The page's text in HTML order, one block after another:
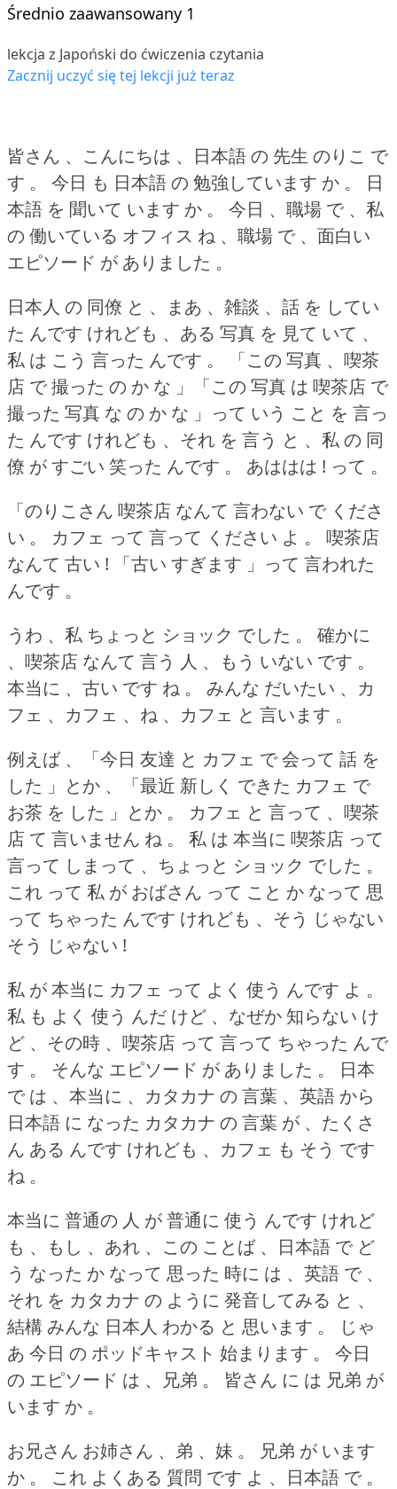
Średnio zaawansowany 1
lekcja z Japoński do ćwiczenia czytania
Zacznij uczyć się tej lekcji już teraz
皆さん 、こんにちは 、日本語 の 先生 のりこ で
す 。
今日 も 日本語 の 勉強しています か 。
日
本語 を 聞いて います か 。
今日 、職場 で 、私
の 働いている オフィス ね 、職場 で 、面白い
エピソード が ありました 。
日本人 の 同僚 と 、まあ 、雑談 、話 を してい
た んです けれども 、ある 写真 を 見て いて 、
私 は こう 言った んです 。
「この 写真 、喫茶
店 で 撮った の か な 」「この 写真 は 喫茶店 で
撮った 写真 な の か な 」って いう こと を 言っ
た んです けれども 、それ を 言う と 、私 の 同
僚 が すごい 笑った んです 。
あははは ! って 。
「のりこさん 喫茶店 なんて 言わない で くださ
い 。
カフェ って 言って ください よ 。
喫茶店
なんて 古い !
「古い すぎます 」って 言われた
んです 。
うわ 、私 ちょっと ショック でした 。
確かに
、喫茶店 なんて 言う 人 、もう いない です 。
本当に 、古い です ね 。
みんな だいたい 、カ
フェ 、カフェ 、ね 、カフェ と 言います 。
例えば 、「今日 友達 と カフェ で 会って 話 を
した 」とか 、「最近 新しく できた カフェ で
お茶 を した 」とか 。
カフェ と 言って 、喫茶
店 て 言いません ね 。
私 は 本当に 喫茶店 って
言って しまって 、ちょっと ショック でした 。
これ って 私 が おばさん って こと か なって 思
って ちゃった んです けれども 、そう じゃない
そう じゃない !
私 が 本当に カフェ って よく 使う んです よ 。
私 も よく 使う んだ けど 、なぜか 知らない け
ど 、その時 、喫茶店 って 言って ちゃった んで
す 。
そんな エピソード が ありました 。
日本
で は 、本当に 、カタカナ の 言葉 、英語 から
日本語 に なった カタカナ の 言葉 が 、たくさ
ん ある んです けれども 、カフェ も そう です
ね 。
本当に 普通の 人 が 普通に 使う んです けれど
も 、もし 、あれ 、この ことば 、日本語 で ど
う なった か なって 思った 時に は 、英語 で 、
それ を カタカナ の ように 発音してみる と 、
結構 みんな 日本人 わかる と 思います 。
じゃ
あ 今日 の ポッドキャスト 始まります 。
今日
の エピソード は 、兄弟 。
皆さん に は 兄弟 が
います か 。
お兄さん お姉さん 、弟 、妹 。
兄弟 が います
か 。
これ よくある 質問 です よ 、日本語 で 。